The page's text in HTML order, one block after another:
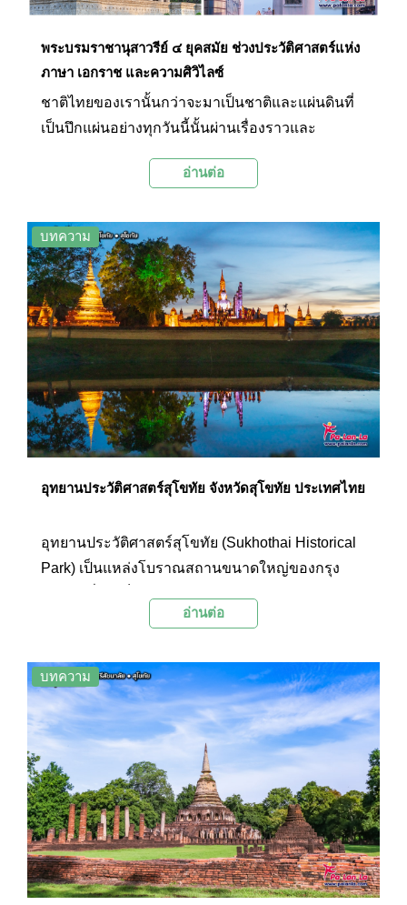
พระบรมราชานุสาวรีย์ ๔ ยุคสมัย ช่วงประวัติศาสตร์แห่ง
ภาษา เอกราช และความศิวิไลซ์
ชาติไทยของเรานั้นกว่าจะมาเป็นชาติและแผ่นดินที่
เป็นปึกแผ่นอย่างทุกวันนี้นั้นผ่านเรื่องราวและ
ประวัติศาสตร์ที่บอกเล่าถึงการเปลี่ยนแปลงครั้งใหญ่
รำลึกถึงประวัติศาตร์ที่เป็นจุดเปลี่ยนของแต่ละยุค
สมัยผ่านทางการท่องเที่ยวพระบรมราชานุสาวรีย์สี่
แห่งที่เป็นตัวแทนจากยุคต่างๆ โดยเริ่มจากยุคกรุง
สุโขทัย ณ พระบรมราชานุสาวรีย์พ่อขุนรามคำแหง
มหาราช จังหวัดสุโขทัย, ยุคกรุงศรีอยุธยา ณ
พระบรมราชานุสาวรีย์สมเด็จพระนเรศวรมหาราช
จังหวัดพระนครศรีอยุธยา, ยุคกรุงธนบุรี ณ พระบรม
ราชานุสาวรีย์สมเด็จพระเจ้าตากสินมหาราช
กรุงเทพฯ ฝั่งธน และยุครัตนโกสินทร์ ณ พระบรม
ราชานุสาวรีย์พระบาทสมเด็จพระพุทธยอดฟ้าจุฬา
โลกมหาราช รัชกาลที่ 1 กรุงเทพฯ ฝั่งพระนคร
อ่านต่อ
บทความ
อุทยานประวัติศาสตร์สุโขทัย จังหวัดสุโขทัย ประเทศไทย
อุทยานประวัติศาสตร์สุโขทัย (Sukhothai Historical
Park) เป็นแหล่งโบราณสถานขนาดใหญ่ของกรุง
และศิลปะวัฒนธรรมที่เคยรุ่งเรืองเมื่อในอดีตราวเจ็ด
มากถึง 217 แห่ง ทั้งพระราชวัง วัดวาอาราม และ
เจดีย์ต่างๆ ให้เที่ยวชมศึกษา และอุทยาน
ประวัติศาสตร์สุโขทัยยังได้รับการประกาศเป็นมรดก
โลกอีกด้วย
อ่านต่อ
บทความ